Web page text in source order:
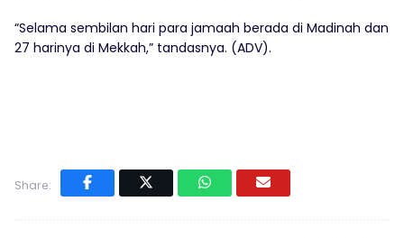
“Selama sembilan hari para jamaah berada di Madinah dan
27 harinya di Mekkah,” tandasnya. (ADV).
Share: